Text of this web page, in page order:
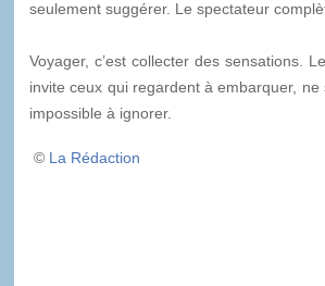
seulement suggérer. Le spectateur
Voyager, c’est collecter des sensations.
invite ceux qui regardent à embarquer,
impossible à ignorer.
© La Rédaction